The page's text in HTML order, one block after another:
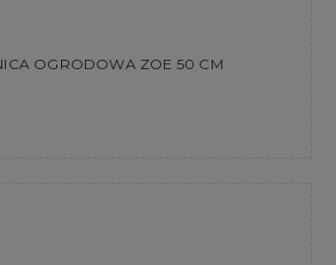
OGRODOWA ZOE 50 CM